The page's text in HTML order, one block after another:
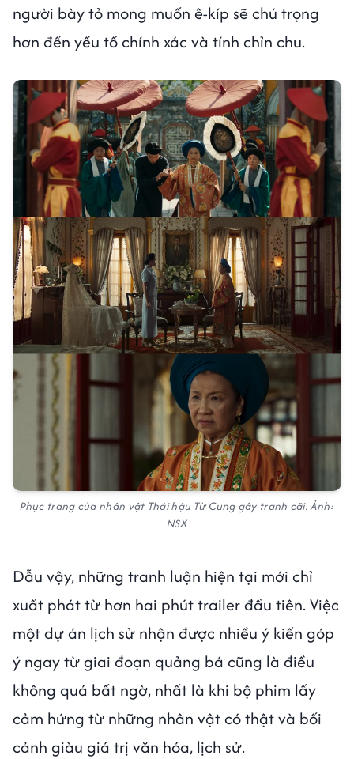
người bày tỏ mong muốn ê-kíp sẽ chú trọng
hơn đến yếu tố chính xác và tính chỉn chu.
Phục trang của nhân vật Thái hậu Từ Cung gây tranh cãi. Ảnh:
NSX
Dẫu vậy, những tranh luận hiện tại mới chỉ
xuất phát từ hơn hai phút trailer đầu tiên. Việc
một dự án lịch sử nhận được nhiều ý kiến góp
ý ngay từ giai đoạn quảng bá cũng là điều
không quá bất ngờ, nhất là khi bộ phim lấy
cảm hứng từ những nhân vật có thật và bối
cảnh giàu giá trị văn hóa, lịch sử.